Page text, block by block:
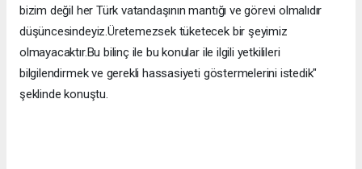
bizim değil her Türk vatandaşının mantığı ve görevi olmalıdır
düşüncesindeyiz.Üretemezsek tüketecek bir şeyimiz
olmayacaktır.Bu bilinç ile bu konular ile ilgili yetkilileri
bilgilendirmek ve gerekli hassasiyeti göstermelerini istedik"
şeklinde konuştu.